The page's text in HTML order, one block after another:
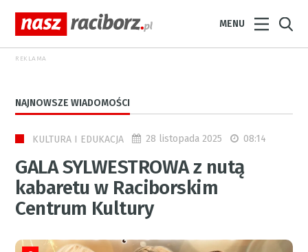
MENU
REKLAMA
NAJNOWSZE WIADOMOŚCI
KULTURA I EDUKACJA 28 listopada 2025 08:14
GALA SYLWESTROWA z nutą
kabaretu w Raciborskim
Centrum Kultury